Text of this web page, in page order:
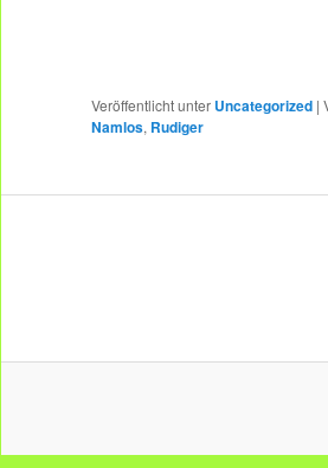
Veröffentlicht unter Uncategorized |
Namlos, Rudiger